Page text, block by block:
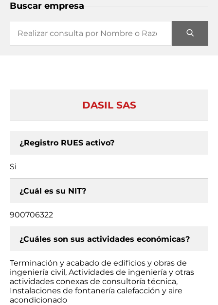
Buscar empresa
DASIL SAS
¿Registro RUES activo?
Si
¿Cuál es su NIT?
900706322
¿Cuáles son sus actividades económicas?
Terminación y acabado de edificios y obras de
ingeniería civil, Actividades de ingeniería y otras
actividades conexas de consultoría técnica,
Instalaciones de fontanería calefacción y aire
acondicionado